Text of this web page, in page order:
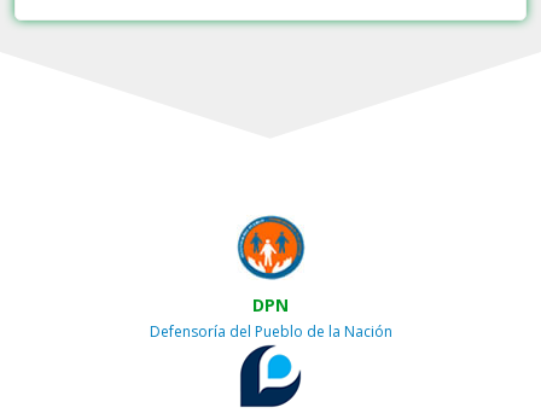
DPN
Defensoría del Pueblo de la Nación